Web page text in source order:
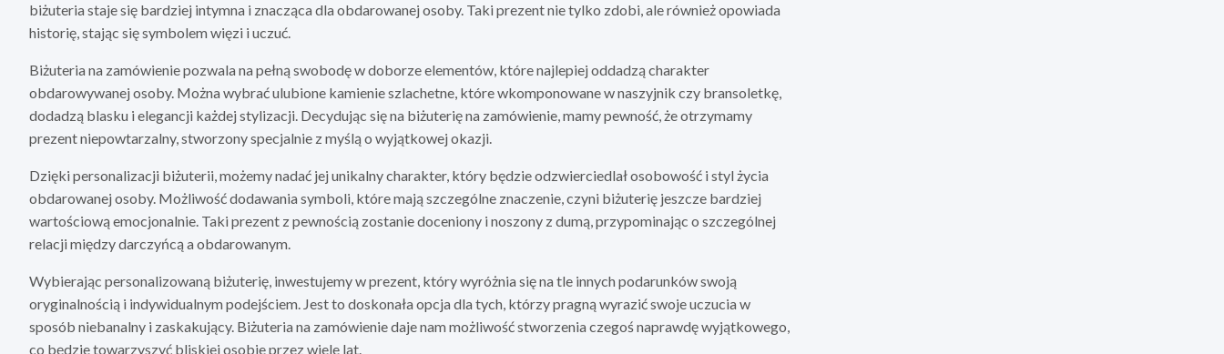
biżuteria staje się bardziej intymna i znacząca dla obdarowanej osoby. Taki prezent nie tylko zdobi, ale również opowiada
historię, stając się symbolem więzi i uczuć.
Biżuteria na zamówienie pozwala na pełną swobodę w doborze elementów, które najlepiej oddadzą charakter
obdarowywanej osoby. Można wybrać ulubione kamienie szlachetne, które wkomponowane w naszyjnik czy bransoletkę,
dodadzą blasku i elegancji każdej stylizacji. Decydując się na biżuterię na zamówienie, mamy pewność, że otrzymamy
prezent niepowtarzalny, stworzony specjalnie z myślą o wyjątkowej okazji.
Dzięki personalizacji biżuterii, możemy nadać jej unikalny charakter, który będzie odzwierciedlał osobowość i styl życia
obdarowanej osoby. Możliwość dodawania symboli, które mają szczególne znaczenie, czyni biżuterię jeszcze bardziej
wartościową emocjonalnie. Taki prezent z pewnością zostanie doceniony i noszony z dumą, przypominając o szczególnej
relacji między darczyńcą a obdarowanym.
Wybierając personalizowaną biżuterię, inwestujemy w prezent, który wyróżnia się na tle innych podarunków swoją
oryginalnością i indywidualnym podejściem. Jest to doskonała opcja dla tych, którzy pragną wyrazić swoje uczucia w
sposób niebanalny i zaskakujący. Biżuteria na zamówienie daje nam możliwość stworzenia czegoś naprawdę wyjątkowego,
co będzie towarzyszyć bliskiej osobie przez wiele lat.